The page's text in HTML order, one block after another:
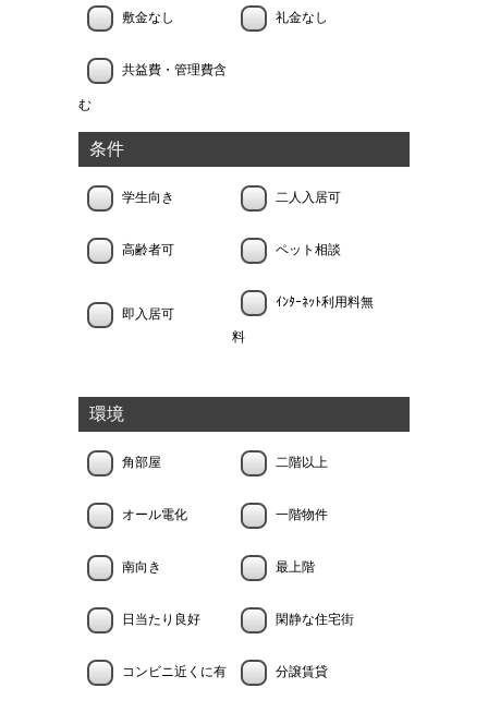
敷金なし 礼金なし
共益費・管理費含
む
条件
学生向き 二人入居可
高齢者可 ペット相談
即入居可
ｲﾝﾀｰﾈｯﾄ利用料無
料
環境
角部屋 二階以上
オール電化 一階物件
南向き 最上階
日当たり良好 閑静な住宅街
コンビニ近くに有 分譲賃貸